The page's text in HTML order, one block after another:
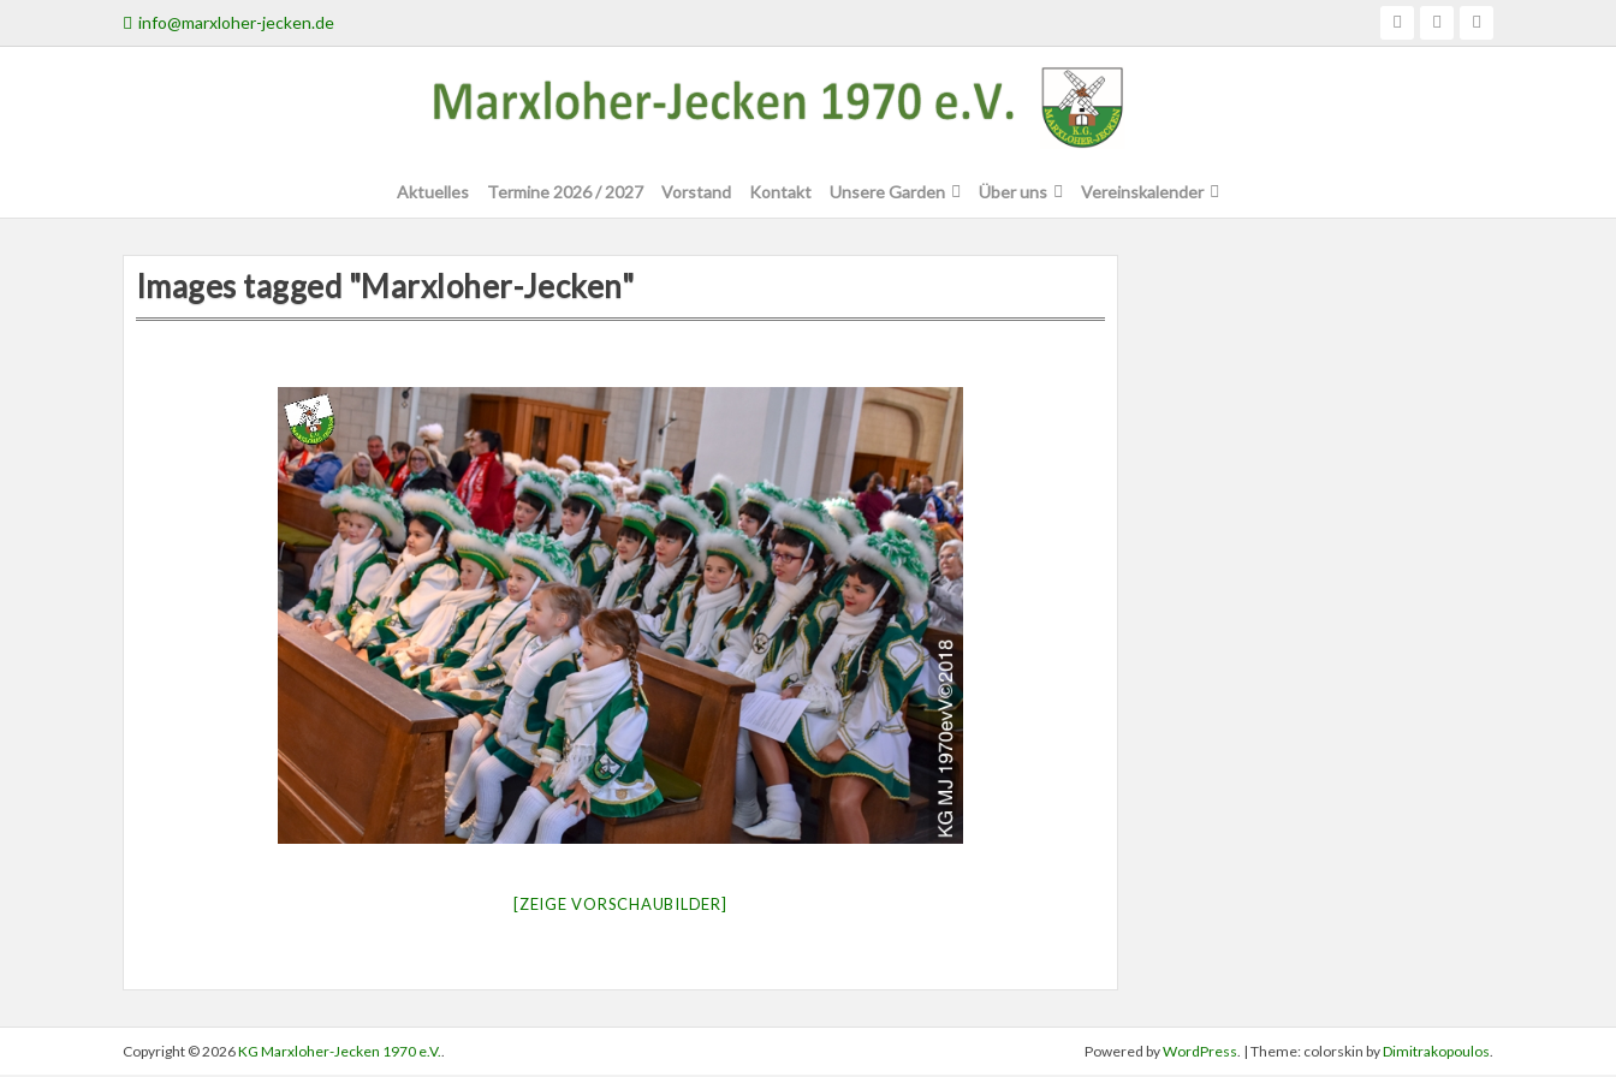
to
info@marxloher-jecken.de
Aktuelles Termine 2026 / 2027 Vorstand Kontakt Unsere Garden Über uns Vereinskalender
Images tagged "Marxloher-Jecken"
[ZEIGE VORSCHAUBILDER]
Copyright © 2026KG Marxloher-Jecken 1970 e.V.. Powered byWordPress. | Theme: colorskin byDimitrakopoulos.